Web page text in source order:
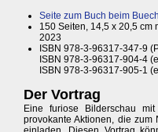
Seite zum Buch beim
150 Seiten, 14,5 x 20,5
2023
ISBN 978-3-96317-347-9
ISBN 978-3-96317-904-4
ISBN 978-3-96317-905-1
Der Vortrag
Eine furiose Bilderschau
provokante Aktionen, die zum